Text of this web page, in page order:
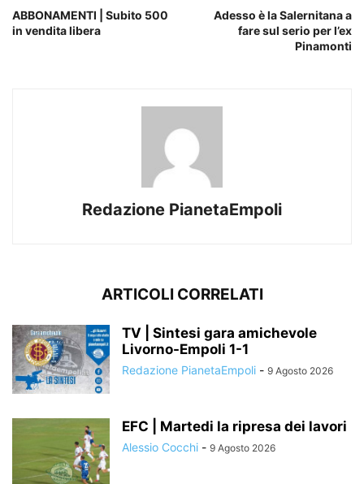
ABBONAMENTI | Subito 500
in vendita libera
Adesso è la Salernitana a
fare sul serio per l’ex
Pinamonti
Redazione PianetaEmpoli
ARTICOLI CORRELATI
TV | Sintesi gara amichevole
Livorno-Empoli 1-1
Redazione PianetaEmpoli - 9 Agosto 2026
EFC | Martedi la ripresa dei lavori
Alessio Cocchi - 9 Agosto 2026